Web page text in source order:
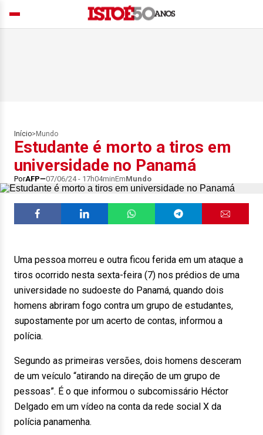
Início> Mundo
Estudante é morto a tiros em
universidade no Panamá
PorAFP 07/06/24 - 17h04minEmMundo
Uma pessoa morreu e outra ficou ferida em um ataque a
tiros ocorrido nesta sexta-feira (7) nos prédios de uma
universidade no sudoeste do Panamá, quando dois
homens abriram fogo contra um grupo de estudantes,
supostamente por um acerto de contas, informou a
polícia.
Segundo as primeiras versões, dois homens desceram
de um veículo “atirando na direção de um grupo de
pessoas”. É o que informou o subcomissário Héctor
Delgado em um vídeo na conta da rede social X da
polícia panamenha.